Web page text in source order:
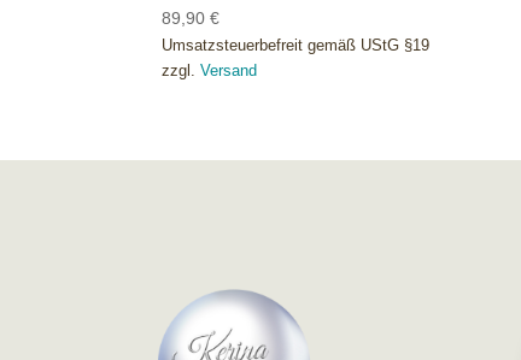
89,90€
Umsatzsteuerbefreit gemäß UStG §19
zzgl.Versand